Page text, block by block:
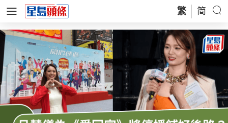
繁 简